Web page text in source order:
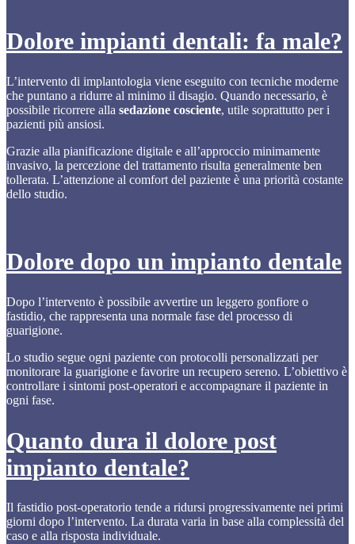
Dolore impianti dentali: fa male?
L’intervento di implantologia viene eseguito con tecniche moderne
che puntano a ridurre al minimo il disagio. Quando necessario, è
possibile ricorrere alla sedazione cosciente, utile soprattutto per i
pazienti più ansiosi.
Grazie alla pianificazione digitale e all’approccio minimamente
invasivo, la percezione del trattamento risulta generalmente ben
tollerata. L’attenzione al comfort del paziente è una priorità costante
dello studio.
Dolore dopo un impianto dentale
Dopo l’intervento è possibile avvertire un leggero gonfiore o
fastidio, che rappresenta una normale fase del processo di
guarigione.
Lo studio segue ogni paziente con protocolli personalizzati per
monitorare la guarigione e favorire un recupero sereno. L’obiettivo è
controllare i sintomi post-operatori e accompagnare il paziente in
ogni fase.
Quanto dura il dolore post
impianto dentale?
Il fastidio post-operatorio tende a ridursi progressivamente nei primi
giorni dopo l’intervento. La durata varia in base alla complessità del
caso e alla risposta individuale.